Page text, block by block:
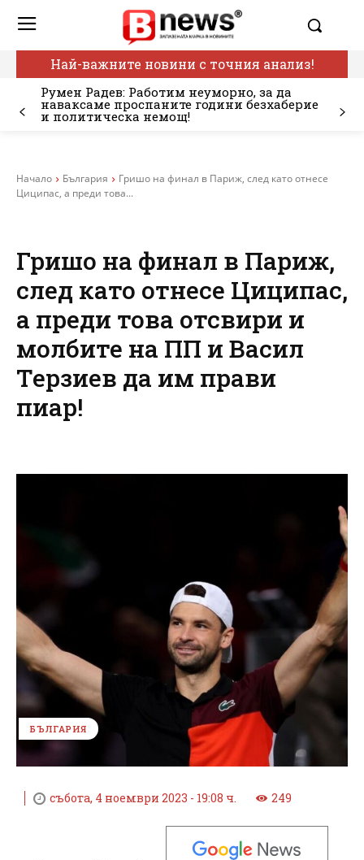
Най-важните новини с точния анализ!
Румен Радев: Работим неуморно, за да
наваксаме проспаните години безхаберие
и политическа немощ!
Начало България
Гришо на финал в Париж, след като отнесе
Циципас, а преди това...
Гришо на финал в Париж,
след като отнесе Циципас,
а преди това отсвири и
молбите на ПП и Васил
Терзиев да им прави
пиар!
БЪЛГАРИЯ
събота, 4 ноември 2023 - 19:08 ч. 249